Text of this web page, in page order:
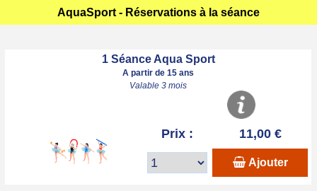
AquaSport - Réservations à la séance
1 Séance Aqua Sport
A partir de 15 ans
Valable 3 mois
Prix : 11,00 €
Ajouter